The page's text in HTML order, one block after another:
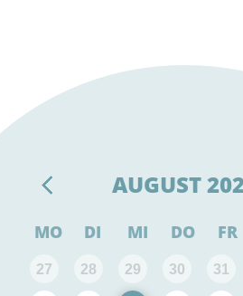
AUGUST
MO DI MI DO FR
27 28 29 30 31